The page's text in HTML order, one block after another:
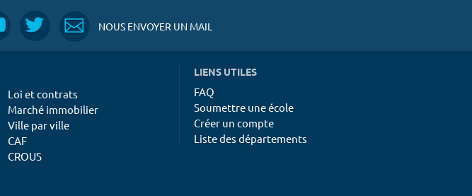
NOUS ENVOYER UN MAIL
Loi et contrats
Marché immobilier
Ville par ville
CAF
CROUS
LIENS UTILES
FAQ
Soumettre une école
Créer un compte
Liste des départements